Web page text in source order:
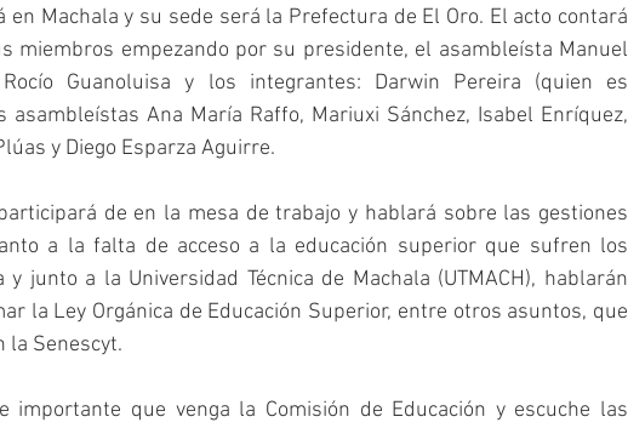
en Machala y su sede será la Prefectura de El Oro. El acto contará
miembros empezando por su presidente, el asambleísta Manuel
Guanoluisa y los integrantes: Darwin Pereira (quien es
Ana María Raffo, Mariuxi Sánchez, Isabel Enríquez,
y Diego Esparza Aguirre.
de en la mesa de trabajo y hablará sobre las gestiones
a la falta de acceso a la educación superior que sufren los
junto a la Universidad Técnica de Machala (UTMACH), hablarán
la Ley Orgánica de Educación Superior, entre otros asuntos, que
la Senescyt.
importante que venga la Comisión de Educación y escuche las